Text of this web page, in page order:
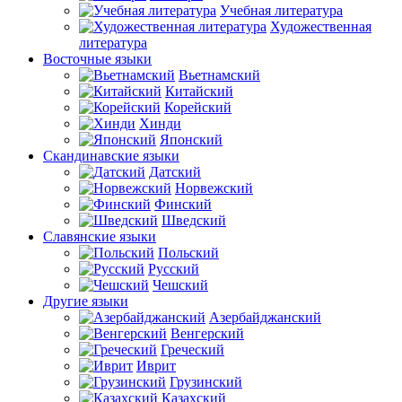
Учебная литература
Художественная
литература
Восточные языки
Вьетнамский
Китайский
Корейский
Хинди
Японский
Скандинавские языки
Датский
Норвежский
Финский
Шведский
Славянские языки
Польский
Русский
Чешский
Другие языки
Азербайджанский
Венгерский
Греческий
Иврит
Грузинский
Казахский